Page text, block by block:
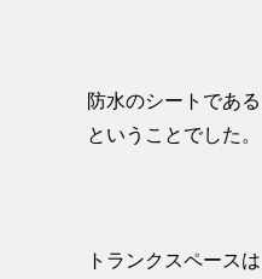
防水のシートであ
ということでした。
トランクスペース